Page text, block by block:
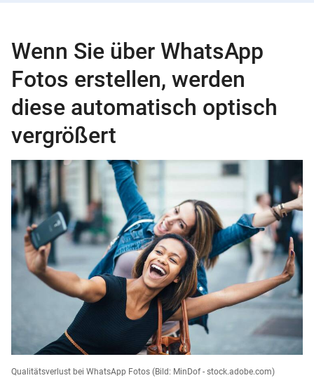
Wenn Sie über WhatsApp
Fotos erstellen, werden
diese automatisch optisch
vergrößert
Qualitätsverlust bei WhatsApp Fotos (Bild: MinDof - stock.adobe.com)